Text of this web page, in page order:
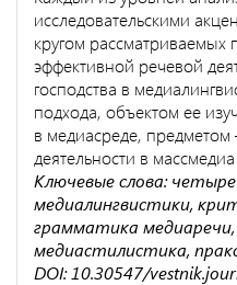
исследовательскими
кругом рассматриваемых
эффективной речевой
господства в
подхода, объектом ее
в медиасреде,
деятельности в
Ключевые слова:
медиалингвистики,
грамматика медиаречи,
медиастилистика,
DOI: 10.30547/